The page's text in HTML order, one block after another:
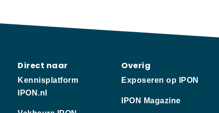
Direct naar
Kennisplatform
IPON.nl
Overig
Exposeren op IPON
IPON Magazine